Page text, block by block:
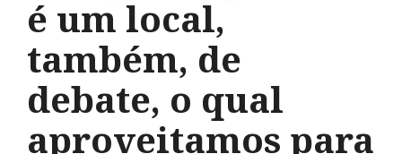
é um local,
também, de
debate, o qual
aproveitamos para